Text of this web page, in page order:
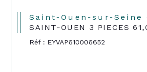
Saint-Ouen-sur-Seine
SAINT-OUEN 3 PIECES
Réf : EYVAP610006652